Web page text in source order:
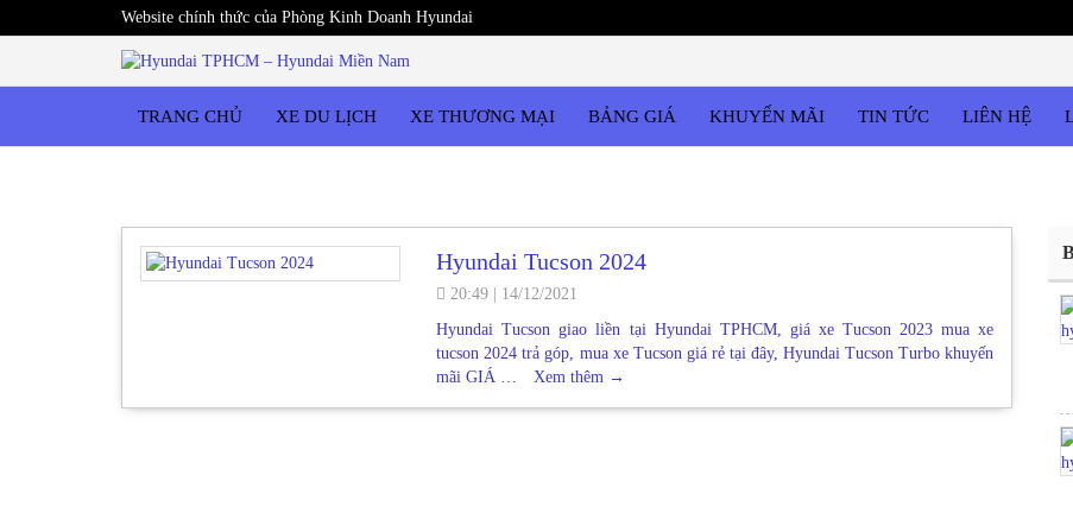
Website chính thức của Phòng Kinh Doanh Hyundai
TRANG CHỦ XE DU LỊCH XE THƯƠNG MẠI BẢNG GIÁ KHUYẾN MÃI TIN TỨC LIÊN HỆ
Hyundai Tucson 2024
20:49
14/12/2021
Hyundai Tucson giao liền tại Hyundai TPHCM, giá xe Tucson 2023 mua xe
tucson 2024 trả góp, mua xe Tucson giá rẻ tại đây, Hyundai Tucson Turbo khuyến
mãi GIÁ …
Xem thêm →